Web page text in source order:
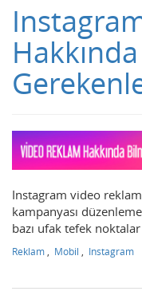
Instagram video
kampanyası
bazı ufak tefek noktalar
Reklam Mobil
Instagram